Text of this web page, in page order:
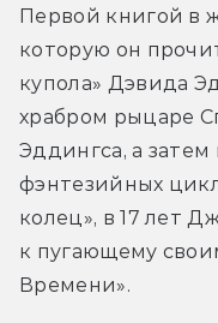
Первой книгой в
которую он
купола» Дэвида
храбром рыцаре
Эддингса, а
фэнтезийных
колец», в 17 лет
к пугающему
Времени».